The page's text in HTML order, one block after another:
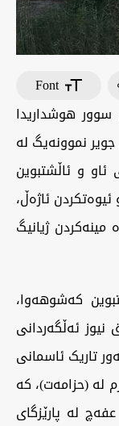
Font
هوشداریدا
نموونەیگ لە
و ئاڵشتبوین
ئاژەڵ،
مینەکردن ژیانیگ
کەشوهەوا،
ئەڵگەردانی
تاریک ئاسمانی
لە (حزامەت)، کە
لە پارێزگای